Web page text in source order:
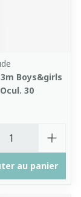
Boys&girls
30
au panier